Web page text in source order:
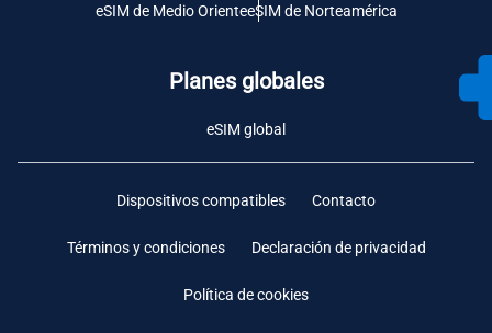
eSIM de Medio OrienteeSIM de Norteamérica
Planes globales
eSIM global
Dispositivos compatibles Contacto
Términos y condiciones Declaración de privacidad
Política de cookies